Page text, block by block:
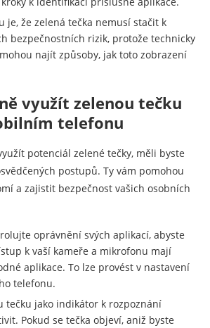
je, že zelená tečka nemusí stačit k
bezpečnostních rizik, protože technicky
najít způsoby, jak toto zobrazení
využít zelenou tečku
telefonu
potenciál zelené tečky, měli byste
postupů. Ty vám pomohou
a zajistit bezpečnost vašich osobních
oprávnění svých aplikací, abyste
k vaší kameře a mikrofonu mají
aplikace. To lze provést v nastavení
telefonu.
tečku jako indikátor k rozpoznání
Pokud se tečka objeví, aniž byste